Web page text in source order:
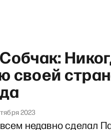
своей
2023
недавно сделал